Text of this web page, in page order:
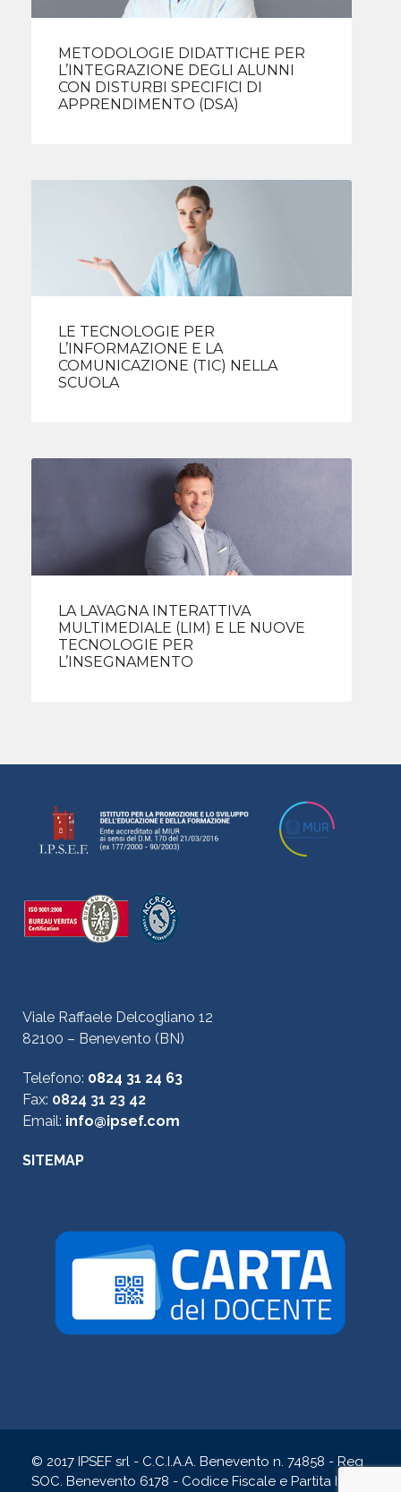
METODOLOGIE DIDATTICHE PER
L’INTEGRAZIONE DEGLI ALUNNI
CON DISTURBI SPECIFICI DI
APPRENDIMENTO (DSA)
LE TECNOLOGIE PER
L’INFORMAZIONE E LA
COMUNICAZIONE (TIC) NELLA
SCUOLA
LA LAVAGNA INTERATTIVA
MULTIMEDIALE (LIM) E LE NUOVE
TECNOLOGIE PER
L’INSEGNAMENTO
Viale Raffaele Delcogliano 12
82100 – Benevento (BN)
Telefono: 0824 31 24 63
Fax: 0824 31 23 42
Email: info@ipsef.com
SITEMAP
© 2017 IPSEF srl - C.C.I.A.A. Benevento n. 74858 - Reg
SOC. Benevento 6178 - Codice Fiscale e Partita Iva